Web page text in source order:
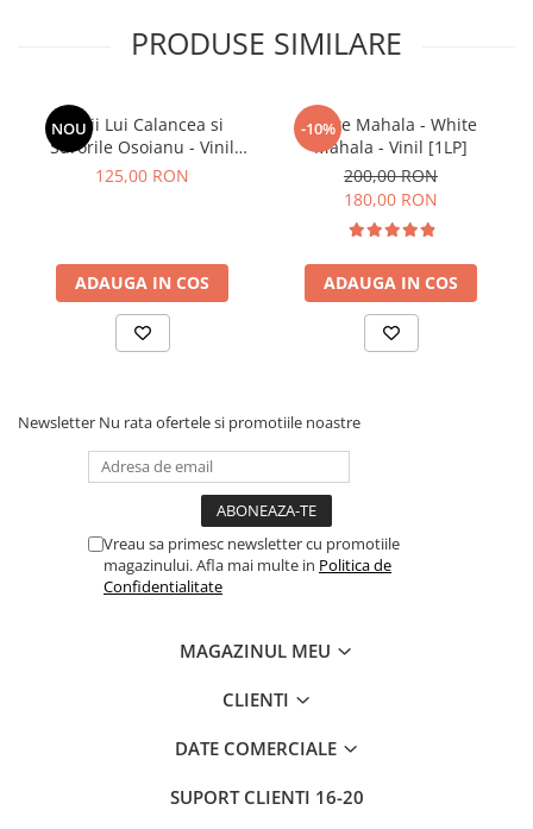
PRODUSE SIMILARE
NOU
Lupii Lui Calancea si
Surorile Osoianu - Vinil
[1LP]
125,00 RON
ADAUGA IN COS
-10%
White Mahala - White
Mahala - Vinil [1LP]
200,00 RON
180,00 RON
ADAUGA IN COS
Newsletter Nu rata ofertele si promotiile noastre
Vreau sa primesc newsletter cu promotiile
magazinului. Afla mai multe in Politica de
Confidentialitate
MAGAZINUL MEU
CLIENTI
DATE COMERCIALE
SUPORT CLIENTI 16-20